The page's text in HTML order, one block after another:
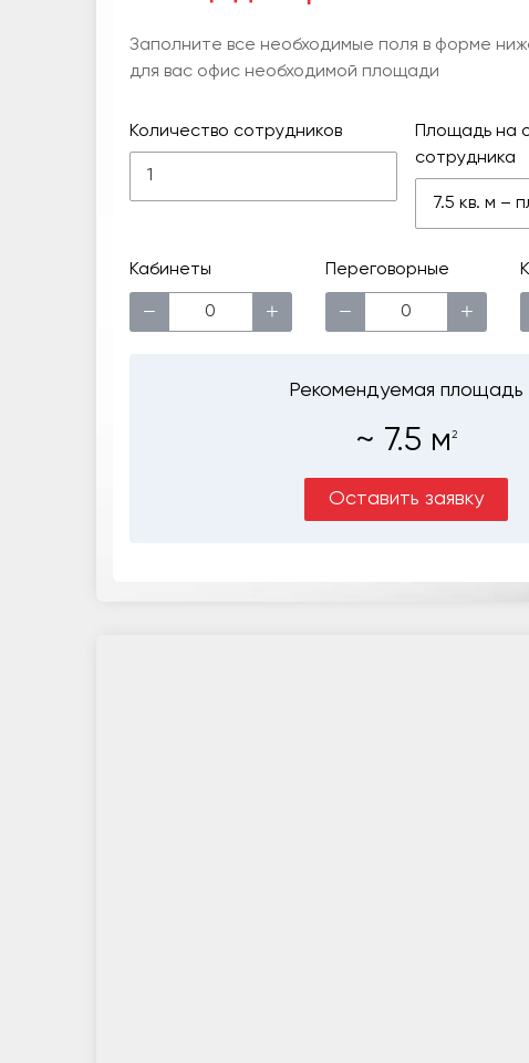
Заполните все необходимые поля в форме
для вас офис необходимой площади
Количество сотрудников
Площадь на
сотрудника
7.5 кв. м –
Кабинеты
− +
Переговорные
− +
Рекомендуемая площадь
~ 7.5 м 2
Оставить заявку